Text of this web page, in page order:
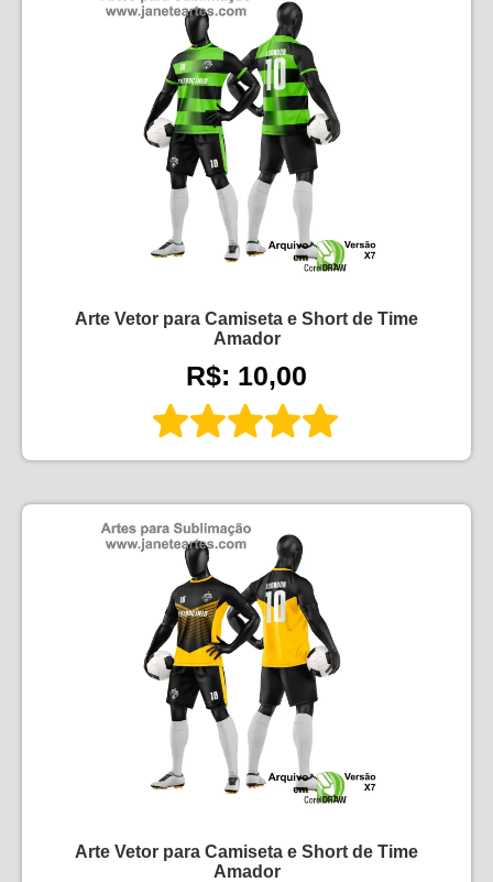
Arte Vetor para Camiseta e Short de Time
Amador
R$: 10,00
Arte Vetor para Camiseta e Short de Time
Amador